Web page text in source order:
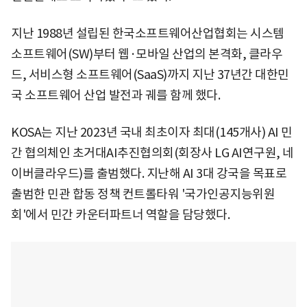
지난 1988년 설립된 한국소프트웨어산업협회는 시스템
소프트웨어(SW)부터 웹·모바일 산업의 본격화, 클라우
드, 서비스형 소프트웨어(SaaS)까지 지난 37년간 대한민
국 소프트웨어 산업 발전과 궤를 함께 했다.
KOSA는 지난 2023년 국내 최초이자 최대(145개사) AI 민
간 협의체인 초거대AI추진협의회(회장사 LG AI연구원, 네
이버클라우드)를 출범했다. 지난해 AI 3대 강국을 목표로
출범한 민관 합동 정책 컨트롤타워 '국가인공지능위원
회'에서 민간 카운터파트너 역할을 담당했다.